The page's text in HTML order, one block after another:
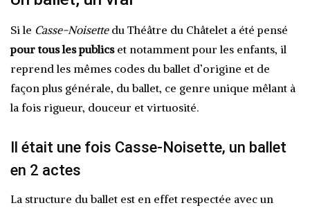
Si le Casse-Noisettedu Théâtre du Châtelet a été pensé
pour tous les publicset notamment pour les enfants, il
reprend les mêmes codes du ballet d’origine et de
façon plus générale, du ballet, ce genre unique mêlant à
la fois rigueur, douceur et virtuosité.
Il était une fois Casse-Noisette, un ballet
en 2 actes
La structure du ballet est en effet respectée avec un